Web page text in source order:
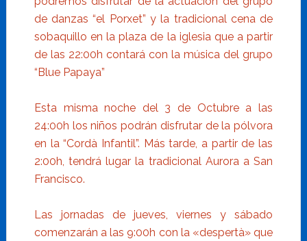
de danzas “el Porxet” y la tradicional cena de
sobaquillo en la plaza de la iglesia que a partir
de las 22:00h contará con la música del grupo
“Blue Papaya”
Esta misma noche del 3 de Octubre a las
24:00h los niños podrán disfrutar de la pólvora
en la “Cordà Infantil”. Más tarde, a partir de las
2:00h, tendrá lugar la tradicional Aurora a San
Francisco.
Las jornadas de jueves, viernes y sábado
comenzarán a las 9:00h con la «despertà» que